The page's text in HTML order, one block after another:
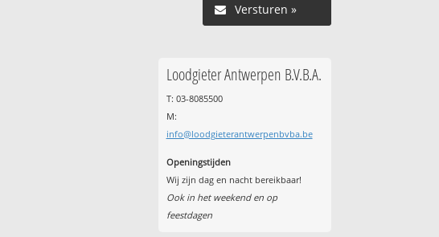
Versturen »
Loodgieter Antwerpen B.V.B.A.
T: 03-8085500
M:
info@loodgieterantwerpenbvba.be
Openingstijden
Wij zijn dag en nacht bereikbaar!
Ook in het weekend en op
feestdagen